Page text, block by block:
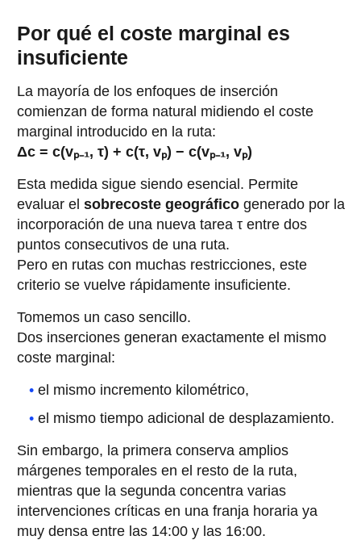
Por qué el coste marginal es
insuficiente
La mayoría de los enfoques de inserción
comienzan de forma natural midiendo el coste
marginal introducido en la ruta:
Δc = c(vₚ₋₁, τ) + c(τ, vₚ) − c(vₚ₋₁, vₚ)
Esta medida sigue siendo esencial. Permite
evaluar el sobrecoste geográfico generado por la
incorporación de una nueva tarea τ entre dos
puntos consecutivos de una ruta.
Pero en rutas con muchas restricciones, este
criterio se vuelve rápidamente insuficiente.
Tomemos un caso sencillo.
Dos inserciones generan exactamente el mismo
coste marginal:
el mismo incremento kilométrico,
el mismo tiempo adicional de desplazamiento.
Sin embargo, la primera conserva amplios
márgenes temporales en el resto de la ruta,
mientras que la segunda concentra varias
intervenciones críticas en una franja horaria ya
muy densa entre las 14:00 y las 16:00.